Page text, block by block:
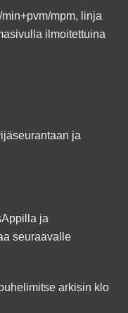
mpm, linja
ilmoitettuina
ja
ja
seuraavalle
arkisin klo